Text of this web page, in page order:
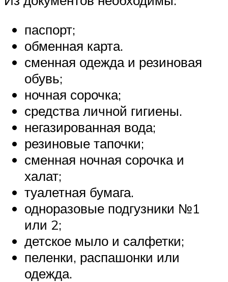
паспорт;
обменная карта.
сменная одежда и резиновая
обувь;
ночная сорочка;
средства личной гигиены.
негазированная вода;
резиновые тапочки;
сменная ночная сорочка и
халат;
туалетная бумага.
одноразовые подгузники №1
или 2;
детское мыло и салфетки;
пеленки, распашонки или
одежда.